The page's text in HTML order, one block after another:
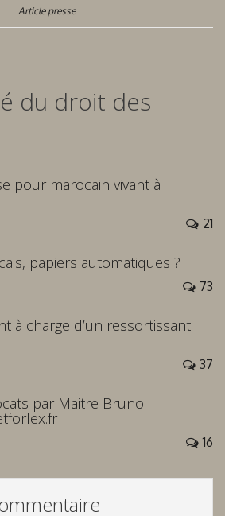
Article presse
du droit des
pour marocain vivant à
21
papiers automatiques ?
73
à charge d’un ressortissant
37
par Maitre Bruno
16